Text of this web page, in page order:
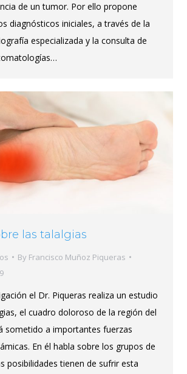
de un tumor. Por ello propone
diagnósticos iniciales, a través de la
especializada y la consulta de
las talalgias
By Francisco Muñoz Piqueras
el Dr. Piqueras realiza un estudio
el cuadro doloroso de la región del
sometido a importantes fuerzas
En él habla sobre los grupos de
posibilidades tienen de sufrir esta